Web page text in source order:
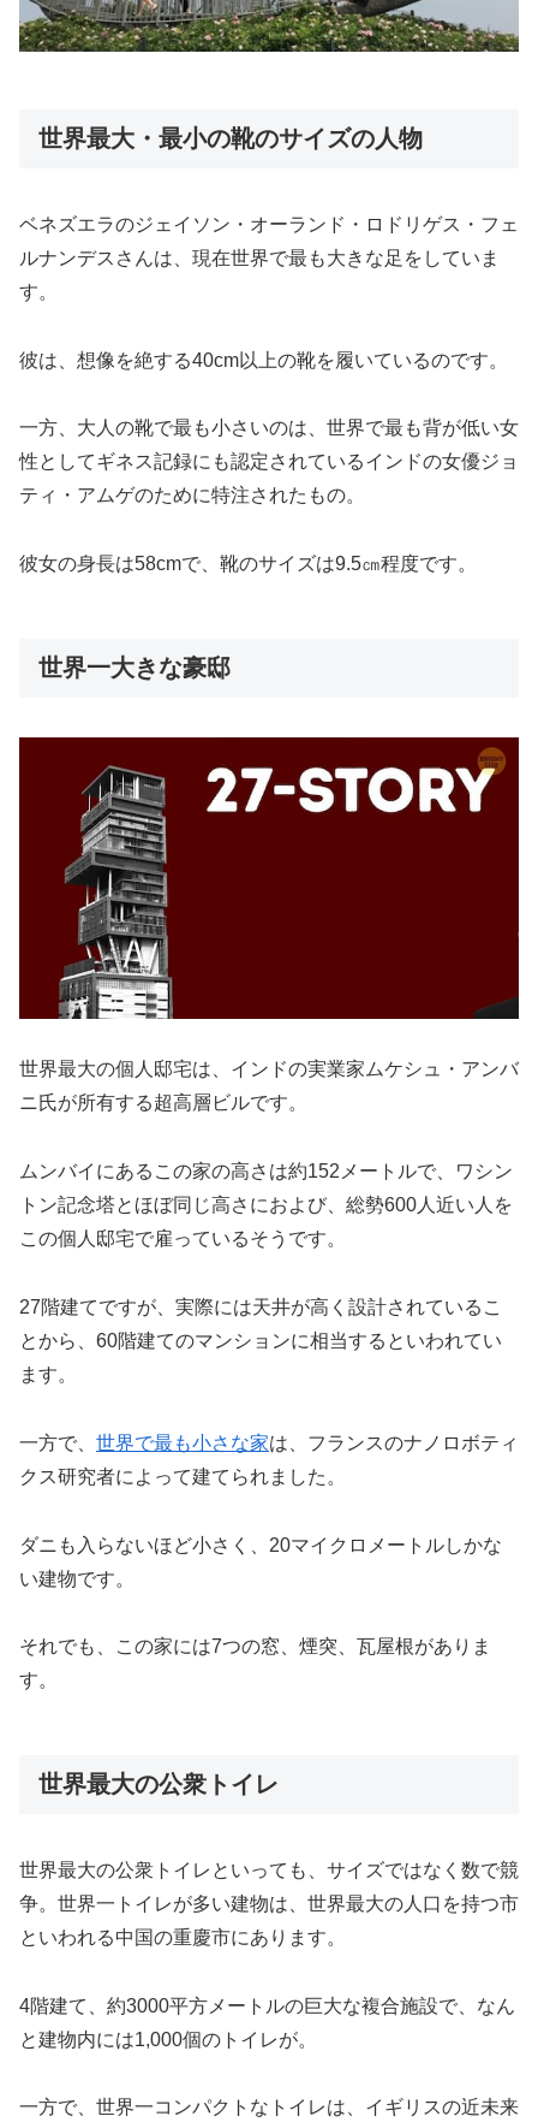
世界最大・最小の靴のサイズの人物
ベネズエラのジェイソン・オーランド・ロドリゲス・フェ
ルナンデスさんは、現在世界で最も大きな足をしていま
す。
彼は、想像を絶する40cm以上の靴を履いているのです。
一方、大人の靴で最も小さいのは、世界で最も背が低い女
性としてギネス記録にも認定されているインドの女優ジョ
ティ・アムゲのために特注されたもの。
彼女の身長は58cmで、靴のサイズは9.5㎝程度です。
世界一大きな豪邸
世界最大の個人邸宅は、インドの実業家ムケシュ・アンバ
ニ氏が所有する超高層ビルです。
ムンバイにあるこの家の高さは約152メートルで、ワシン
トン記念塔とほぼ同じ高さにおよび、総勢600人近い人を
この個人邸宅で雇っているそうです。
27階建てですが、実際には天井が高く設計されているこ
とから、60階建てのマンションに相当するといわれてい
ます。
一方で、 世界で最も小さな家は、フランスのナノロボティ
クス研究者によって建てられました。
ダニも入らないほど小さく、20マイクロメートルしかな
い建物です。
それでも、この家には7つの窓、煙突、瓦屋根がありま
す。
世界最大の公衆トイレ
世界最大の公衆トイレといっても、サイズではなく数で競
争。世界一トイレが多い建物は、世界最大の人口を持つ市
といわれる中国の重慶市にあります。
4階建て、約3000平方メートルの巨大な複合施設で、なん
と建物内には1,000個のトイレが。
一方で、世界一コンパクトなトイレは、イギリスの近未来